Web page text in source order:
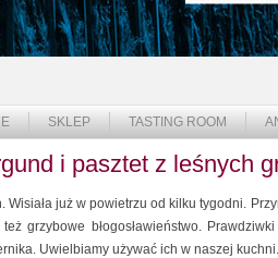
SKLEP TASTING ROOM
i pasztet z leśnych
Wisiała już w powietrzu od kilku tygodni.
grzybowe błogosławieństwo.
Uwielbiamy używać ich w naszej kuchni.